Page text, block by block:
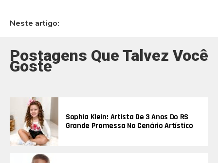
Neste artigo:
Postagens Que Talvez Você
Goste
Sophia Klein: Artista De 3 Anos Do RS
Grande Promessa No Cenário Artístico